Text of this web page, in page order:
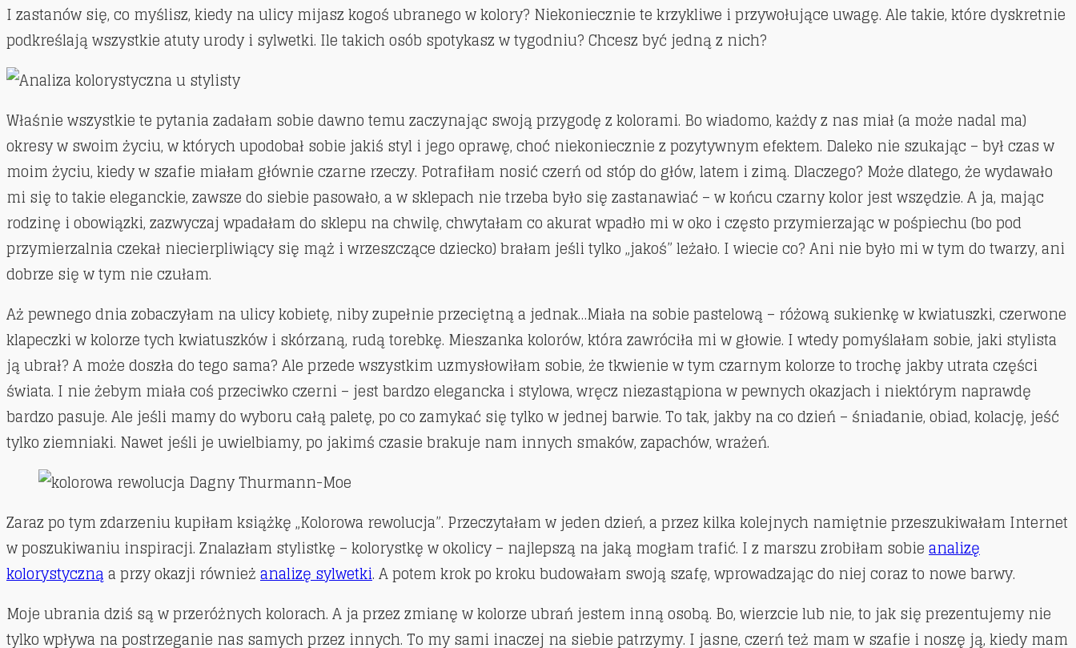
I zastanów się, co myślisz, kiedy na ulicy mijasz kogoś ubranego w kolory? Niekoniecznie te krzykliwe i przywołujące uwagę. Ale takie, które dyskretnie
podkreślają wszystkie atuty urody i sylwetki. Ile takich osób spotykasz w tygodniu? Chcesz być jedną z nich?
Właśnie wszystkie te pytania zadałam sobie dawno temu zaczynając swoją przygodę z kolorami. Bo wiadomo, każdy z nas miał (a może nadal ma)
okresy w swoim życiu, w których upodobał sobie jakiś styl i jego oprawę, choć niekoniecznie z pozytywnym efektem. Daleko nie szukając – był czas w
moim życiu, kiedy w szafie miałam głównie czarne rzeczy. Potrafiłam nosić czerń od stóp do głów, latem i zimą. Dlaczego? Może dlatego, że wydawało
mi się to takie eleganckie, zawsze do siebie pasowało, a w sklepach nie trzeba było się zastanawiać – w końcu czarny kolor jest wszędzie. A ja, mając
rodzinę i obowiązki, zazwyczaj wpadałam do sklepu na chwilę, chwytałam co akurat wpadło mi w oko i często przymierzając w pośpiechu (bo pod
przymierzalnia czekał niecierpliwiący się mąż i wrzeszczące dziecko) brałam jeśli tylko „jakoś” leżało. I wiecie co? Ani nie było mi w tym do twarzy, ani
dobrze się w tym nie czułam.
Aż pewnego dnia zobaczyłam na ulicy kobietę, niby zupełnie przeciętną a jednak…Miała na sobie pastelową – różową sukienkę w kwiatuszki, czerwone
klapeczki w kolorze tych kwiatuszków i skórzaną, rudą torebkę. Mieszanka kolorów, która zawróciła mi w głowie. I wtedy pomyślałam sobie, jaki stylista
ją ubrał? A może doszła do tego sama? Ale przede wszystkim uzmysłowiłam sobie, że tkwienie w tym czarnym kolorze to trochę jakby utrata części
świata. I nie żebym miała coś przeciwko czerni – jest bardzo elegancka i stylowa, wręcz niezastąpiona w pewnych okazjach i niektórym naprawdę
bardzo pasuje. Ale jeśli mamy do wyboru całą paletę, po co zamykać się tylko w jednej barwie. To tak, jakby na co dzień – śniadanie, obiad, kolację, jeść
tylko ziemniaki. Nawet jeśli je uwielbiamy, po jakimś czasie brakuje nam innych smaków, zapachów, wrażeń.
Zaraz po tym zdarzeniu kupiłam książkę „Kolorowa rewolucja”. Przeczytałam w jeden dzień, a przez kilka kolejnych namiętnie przeszukiwałam Internet
w poszukiwaniu inspiracji. Znalazłam stylistkę – kolorystkę w okolicy – najlepszą na jaką mogłam trafić. I z marszu zrobiłam sobieanalizę
kolorystycznąa przy okazji równieżanalizę sylwetki. A potem krok po kroku budowałam swoją szafę, wprowadzając do niej coraz to nowe barwy.
Moje ubrania dziś są w przeróżnych kolorach. A ja przez zmianę w kolorze ubrań jestem inną osobą. Bo, wierzcie lub nie, to jak się prezentujemy nie
tylko wpływa na postrzeganie nas samych przez innych. To my sami inaczej na siebie patrzymy. I jasne, czerń też mam w szafie i noszę ją, kiedy mam